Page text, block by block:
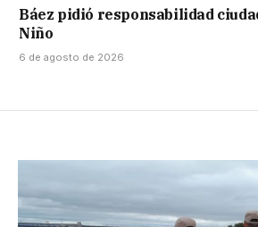
Báez pidió responsabilidad
Niño
6 de agosto de 2026